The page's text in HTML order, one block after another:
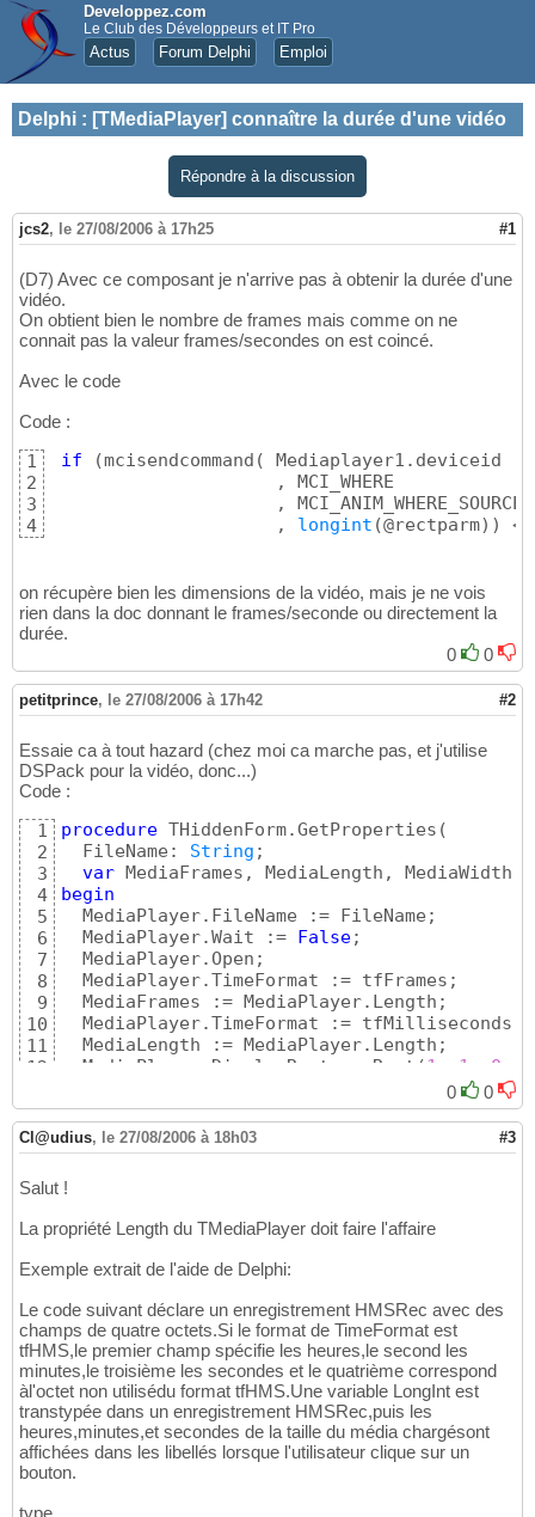
Developpez.com
Le Club des Développeurs et IT Pro
Actus Forum Delphi Emploi
Delphi : [TMediaPlayer] connaître la durée d'une vidéo
Répondre à la discussion
jcs2, le 27/08/2006 à 17h25 #1
(D7) Avec ce composant je n'arrive pas à obtenir la durée d'une
vidéo.
On obtient bien le nombre de frames mais comme on ne
connait pas la valeur frames/secondes on est coincé.
Avec le code
Code :
1
2
3
4
if (mcisendcommand (
Mediaplayer1.deviceid
                     , MCI_WHERE
                     , MCI_ANIM_WHERE_SOURCE
                     ,
longint (@rectparm) )
on récupère bien les dimensions de la vidéo, mais je ne vois
rien dans la doc donnant le frames/seconde ou directement la
durée.
0
0
petitprince, le 27/08/2006 à 17h42 #2
Essaie ca à tout hazard (chez moi ca marche pas, et j'utilise
DSPack pour la vidéo, donc...)
Code :
1
2
3
4
5
6
7
8
9
10
11
12
14
15
16
18
20
procedure THiddenForm.GetProperties (
  FileName:
String ;
var MediaFrames, MediaLength,
begin
  MediaPlayer.FileName := FileName;
  MediaPlayer.Wait :=
False;
  MediaPlayer.Open;
  MediaPlayer.TimeFormat := tfFrames;
  MediaFrames := MediaPlayer.Length;
  MediaPlayer.TimeFormat := tfMilliseconds;
  MediaLength := MediaPlayer.Length;
  MediaPlayer.DisplayRect := Rect
(1 1 0
MediaWidth :=
MediaHeight :=
if
(MediaWidth <= MediaHeight <= 0
    MediaWidth :=
0;
end;
0 0
Cl@udius, le 27/08/2006 à 18h03 #3
Salut !
La propriété Length du TMediaPlayer doit faire l'affaire
Exemple extrait de l'aide de Delphi:
Le code suivant déclare un enregistrement HMSRec avec des
champs de quatre octets.Si le format de TimeFormat est
tfHMS,le premier champ spécifie les heures,le second les
minutes,le troisième les secondes et le quatrième correspond
àl'octet non utilisédu format tfHMS.Une variable LongInt est
transtypée dans un enregistrement HMSRec,puis les
heures,minutes,et secondes de la taille du média chargésont
affichées dans les libellés lorsque l'utilisateur clique sur un
bouton.